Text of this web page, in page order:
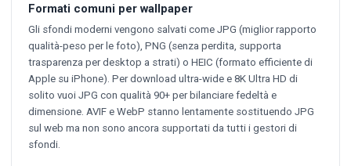
Formati comuni per wallpaper
Gli sfondi moderni vengono salvati come JPG (miglior rapporto
qualità-peso per le foto), PNG (senza perdita, supporta
trasparenza per desktop a strati) o HEIC (formato efficiente di
Apple su iPhone). Per download ultra-wide e 8K Ultra HD di
solito vuoi JPG con qualità 90+ per bilanciare fedeltà e
dimensione. AVIF e WebP stanno lentamente sostituendo JPG
sul web ma non sono ancora supportati da tutti i gestori di
sfondi.